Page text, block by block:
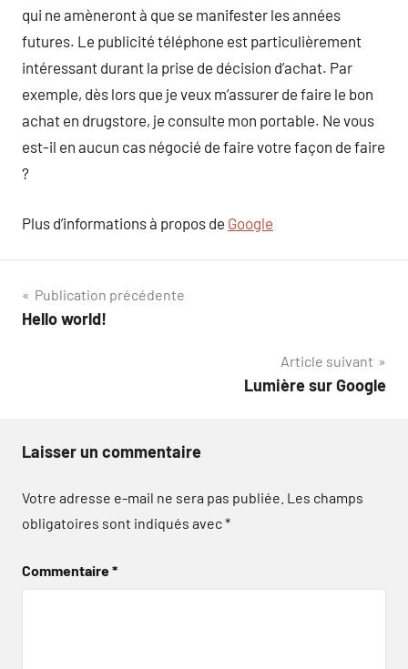
qui ne amèneront à que se manifester les années
futures. Le publicité téléphone est particulièrement
intéressant durant la prise de décision d’achat. Par
exemple, dès lors que je veux m’assurer de faire le bon
achat en drugstore, je consulte mon portable. Ne vous
est-il en aucun cas négocié de faire votre façon de faire
?
Plus d’informations à propos de Google
Navigation
de
Publication précédente
Hello world!
Article suivant
Lumière sur Google
Laisser un commentaire
Votre adresse e-mail ne sera pas publiée. Les champs
obligatoires sont indiqués avec*
Commentaire*